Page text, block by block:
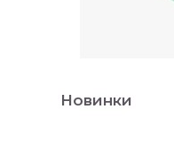
Новинки